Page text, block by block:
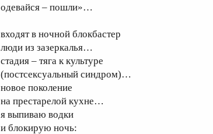
одевайся – пошли»…
входят в ночной блокбастер
люди из зазеркалья…
стадия – тяга к культуре
(постсексуальный синдром)…
новое поколение
на престарелой кухне…
я выпиваю водки
и блокирую ночь: